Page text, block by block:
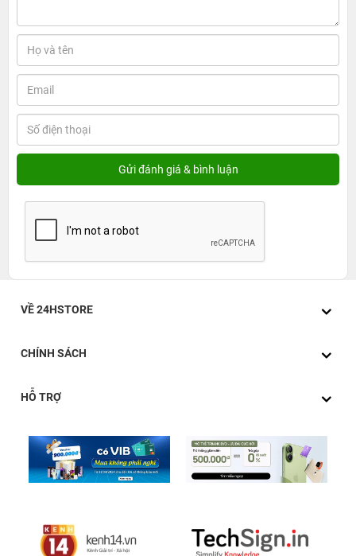
VỀ 24HSTORE
CHÍNH SÁCH
HỖ TRỢ